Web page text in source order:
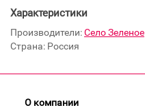
Характеристики
Производители:Село Зеленое
Страна: Россия
О компании